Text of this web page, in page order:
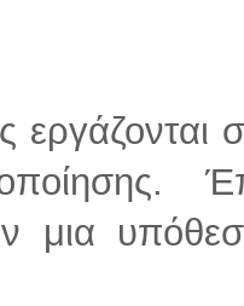
μια